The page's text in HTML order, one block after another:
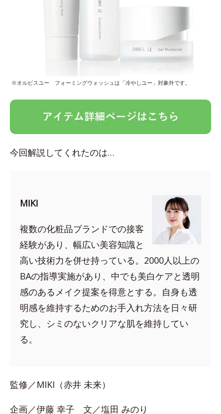
※オルビスユー フォーミングウォッシュは「冷やしユー」対象外です。
今回解説してくれたのは…
MIKI
複数の化粧品ブランドでの接客
経験があり、幅広い美容知識と
高い技術力を併せ持っている。2000人以上の
BAの指導実施があり、中でも美白ケアと透明
感のあるメイク提案を得意とする。自身も透
明感を維持するためのお手入れ方法を日々研
究し、シミのないクリアな肌を維持してい
る。
監修／MIKI（赤井 未来）
企画／伊藤 幸子 文／塩田 みのり